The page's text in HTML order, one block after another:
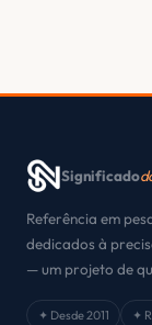
Significado
Referência em
dedicados à
— um projeto de
✦ Desde 2011 ✦